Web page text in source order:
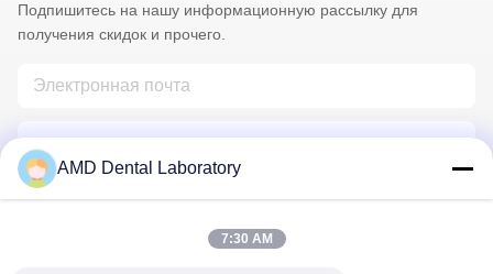
Подпишитесь на нашу информационную рассылку для
получения скидок и прочего.
AMD Dental Laboratory
7:30 AM